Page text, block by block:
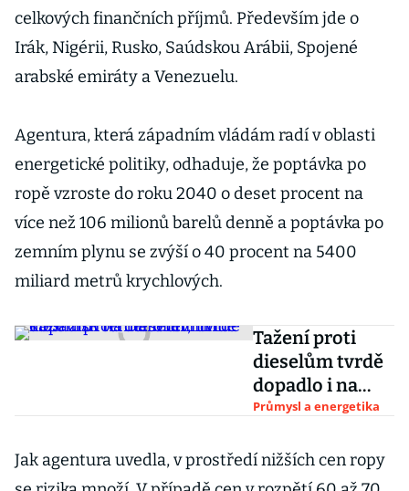
celkových finančních příjmů. Především jde o
Irák, Nigérii, Rusko, Saúdskou Arábii, Spojené
arabské emiráty a Venezuelu.
Agentura, která západním vládám radí v oblasti
energetické politiky, odhaduje, že poptávka po
ropě vzroste do roku 2040 o deset procent na
více než 106 milionů barelů denně a poptávka po
zemním plynu se zvýší o 40 procent na 5400
miliard metrů krychlových.
Tažení proti
dieselům tvrdě
dopadlo i na
Daimler, firmě
o čtvrtinu
Průmysl a energetika
Jak agentura uvedla, v prostředí nižších cen ropy